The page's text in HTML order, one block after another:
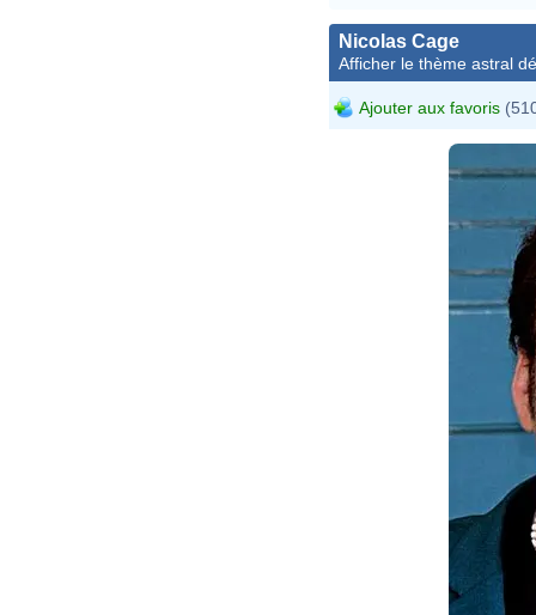
Nicolas Cage
Afficher le thème astral
Ajouter aux favoris